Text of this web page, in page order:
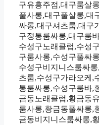
구유흥주점,대구룸살
풀사롱,대구풀살롱,대
싸롱,대구셔츠룸,대구
구정통룸싸롱,대구룸
수성구노래클럽,수성
구룸사롱,수성구풀싸
수성구비지니스룸싸
츠룸,수성구가라오케,
통룸싸롱,수성구룸바,
금동노래클럽,황금동
룸사롱,황금동풀싸롱,
금동비지니스룸싸롱,